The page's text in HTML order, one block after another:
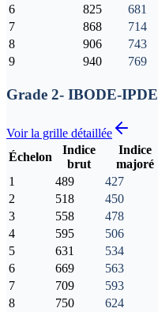
6
825 681
7
868 714
8
906 743
9
940 769
Grade 2- IBODE-IPDE
Voir la grille détaillée
Échelon
Indice
brut
Indice
majoré
1
489 427
2
518 450
3
558 478
4
595 506
5
631 534
6
669 563
7
709 593
8
750 624